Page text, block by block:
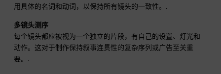
用具体的名词和动词，以保持所有镜头的一致性。.
多镜头测序
每个镜头都应被视为一个独立的片段，有自己的设置、灯光和
动作。这对于制作保持叙事连贯性的复杂序列或广告至关重
要。.